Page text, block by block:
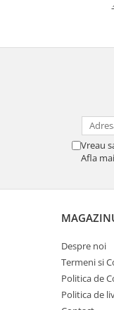
Vreau
Afla
Despre noi
Termeni si
Politica de
Politica de